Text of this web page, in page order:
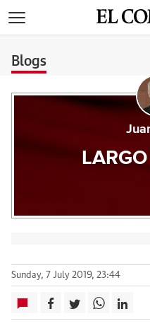
Blogs
Sunday, 7 July 2019, 23:44